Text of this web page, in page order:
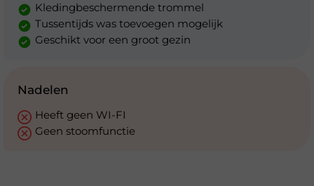
Kledingbeschermende trommel
Tussentijds was toevoegen mogelijk
Geschikt voor een groot gezin
Nadelen
Heeft geen WI-FI
Geen stoomfunctie